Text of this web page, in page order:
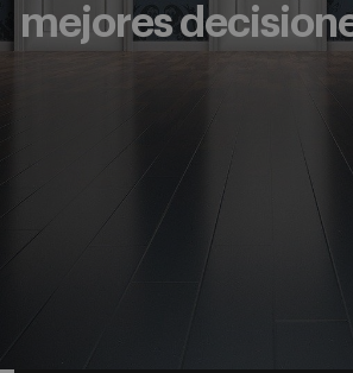
mejores